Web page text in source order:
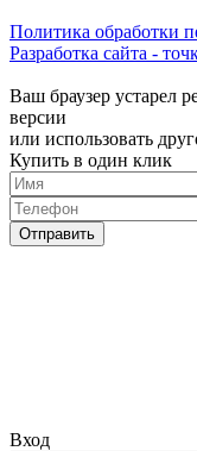
Политика обработки
Разработка сайта -
Ваш браузер устарел
версии
или использовать
Купить в один клик
Отправить
Вход